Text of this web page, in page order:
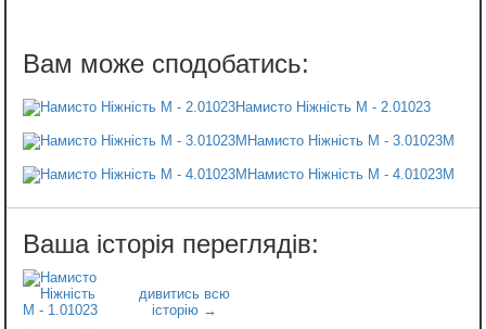
Намисто Ніжність М - 2.01023
Намисто Ніжність М - 3.01023М
Намисто Ніжність М - 4.01023М